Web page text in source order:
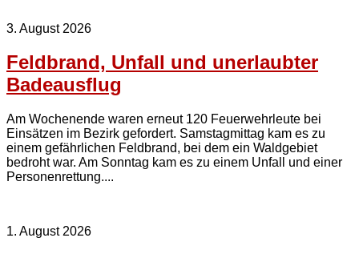
3. August 2026
Feldbrand, Unfall und unerlaubter
Badeausflug
Am Wochenende waren erneut 120 Feuerwehrleute bei
Einsätzen im Bezirk gefordert. Samstagmittag kam es zu
einem gefährlichen Feldbrand, bei dem ein Waldgebiet
bedroht war. Am Sonntag kam es zu einem Unfall und einer
Personenrettung....
1. August 2026